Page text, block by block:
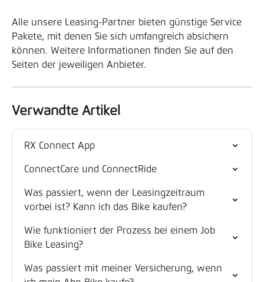
Alle unsere Leasing-Partner bieten günstige Service
Pakete, mit denen Sie sich umfangreich absichern
können. Weitere Informationen finden Sie auf den
Seiten der jeweiligen Anbieter.
Verwandte Artikel
RX Connect App
ConnectCare und ConnectRide
Was passiert, wenn der Leasingzeitraum
vorbei ist? Kann ich das Bike kaufen?
Wie funktioniert der Prozess bei einem Job
Bike Leasing?
Was passiert mit meiner Versicherung, wenn